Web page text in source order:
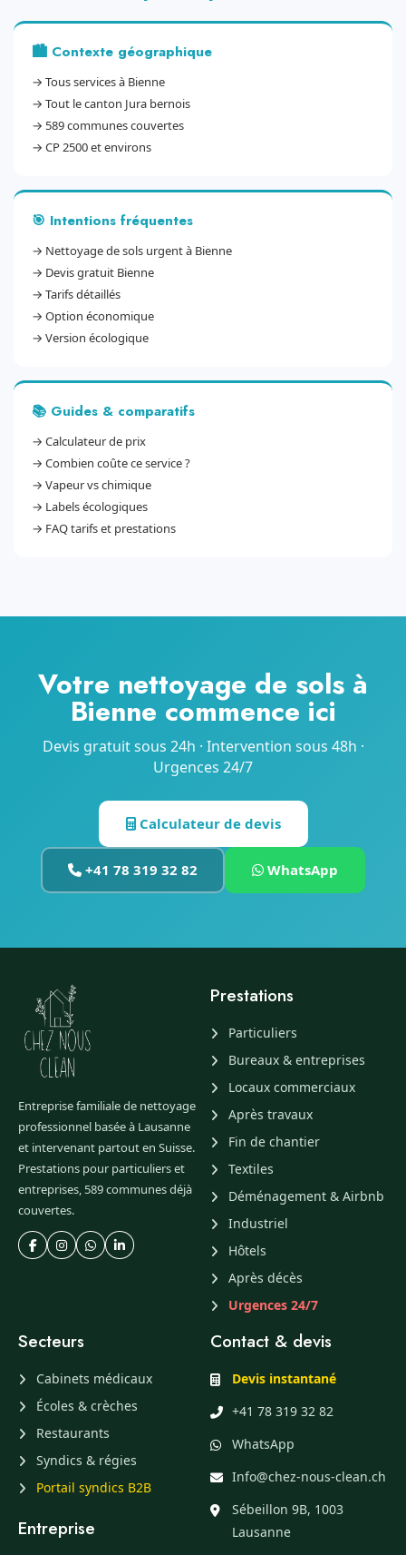
🏙️ Contexte géographique
→ Tous services à Bienne
→ Tout le canton Jura bernois
→ 589 communes couvertes
→ CP 2500 et environs
🎯 Intentions fréquentes
→ Nettoyage de sols urgent à Bienne
→ Devis gratuit Bienne
→ Tarifs détaillés
→ Option économique
→ Version écologique
📚 Guides & comparatifs
→ Calculateur de prix
→ Combien coûte ce service ?
→ Vapeur vs chimique
→ Labels écologiques
→ FAQ tarifs et prestations
Votre nettoyage de sols à
Bienne commence ici
Devis gratuit sous 24h · Intervention sous 48h ·
Urgences 24/7
Calculateur de devis
+41 78 319 32 82 WhatsApp
Entreprise familiale de nettoyage
professionnel basée à Lausanne
et intervenant partout en Suisse.
Prestations pour particuliers et
entreprises, 589 communes déjà
couvertes.
Prestations
Particuliers
Bureaux & entreprises
Locaux commerciaux
Après travaux
Fin de chantier
Textiles
Déménagement & Airbnb
Industriel
Hôtels
Après décès
Urgences 24/7
Secteurs
Cabinets médicaux
Écoles & crèches
Restaurants
Syndics & régies
Portail syndics B2B
Entreprise
Contact & devis
Devis instantané
+41 78 319 32 82
WhatsApp
Info@chez-nous-clean.ch
Sébeillon 9B, 1003
Lausanne